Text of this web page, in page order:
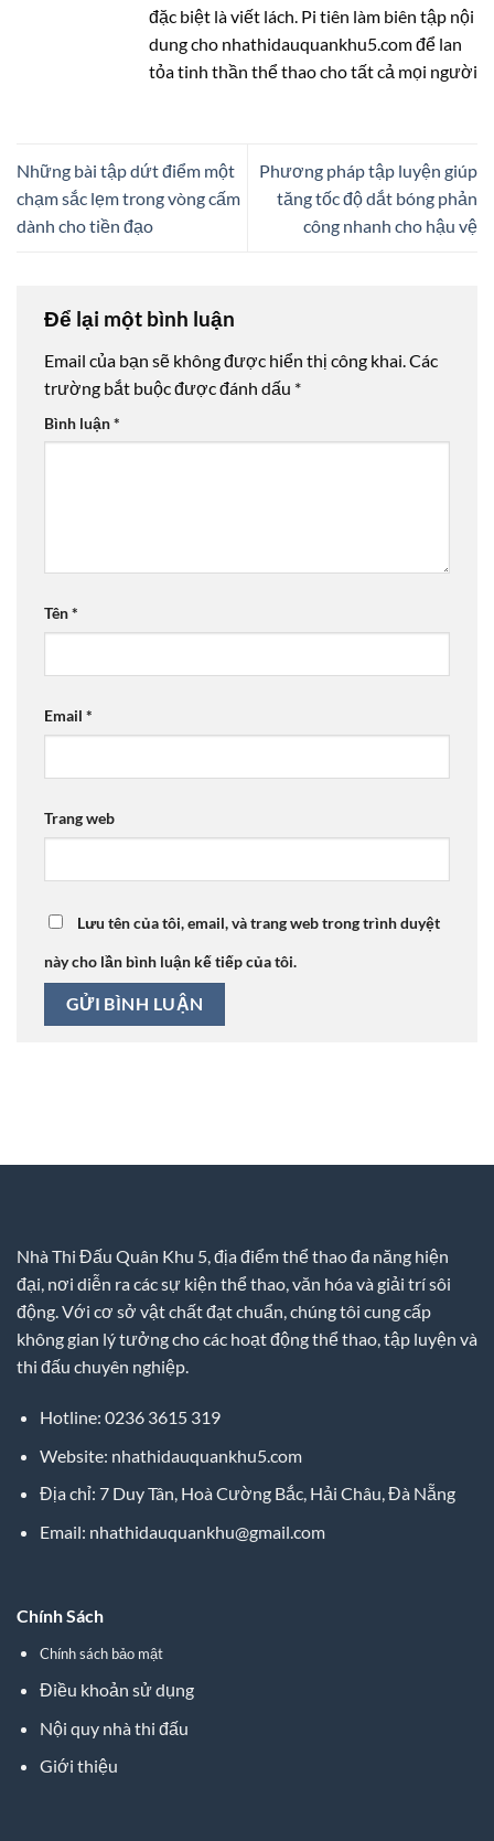
đặc biệt là viết lách. Pi tiên làm biên tập nội
dung cho nhathidauquankhu5.com để lan
tỏa tinh thần thể thao cho tất cả mọi người
Những bài tập dứt điểm một
chạm sắc lẹm trong vòng cấm
dành cho tiền đạo
Phương pháp tập luyện giúp
tăng tốc độ dắt bóng phản
công nhanh cho hậu vệ
Để lại một bình luận
Email của bạn sẽ không được hiển thị công khai. Các
trường bắt buộc được đánh dấu *
Bình luận*
Tên*
Email *
Trang web
Lưu tên của tôi, email, và trang web trong trình duyệt
này cho lần bình luận kế tiếp của tôi.
Nhà Thi Đấu Quân Khu 5, địa điểm thể thao đa năng hiện
đại, nơi diễn ra các sự kiện thể thao, văn hóa và giải trí sôi
động. Với cơ sở vật chất đạt chuẩn, chúng tôi cung cấp
không gian lý tưởng cho các hoạt động thể thao, tập luyện và
thi đấu chuyên nghiệp.
Hotline: 0236 3615 319
Website: nhathidauquankhu5.com
Địa chỉ: 7 Duy Tân, Hoà Cường Bắc, Hải Châu, Đà Nẵng
Email: nhathidauquankhu@gmail.com
Chính Sách
Chính sách bảo mật
Điều khoản sử dụng
Nội quy nhà thi đấu
Giới thiệu